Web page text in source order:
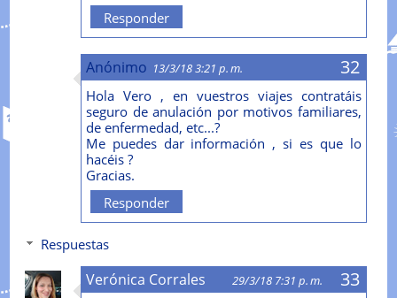
Responder
Anónimo 13/3/18 3:21 p. m.
Hola Vero , en vuestros viajes contratáis
seguro de anulación por motivos familiares,
de enfermedad, etc...?
Me puedes dar información , si es que lo
hacéis ?
Gracias.
Responder
Respuestas
Verónica Corrales 29/3/18 7:31 p. m.